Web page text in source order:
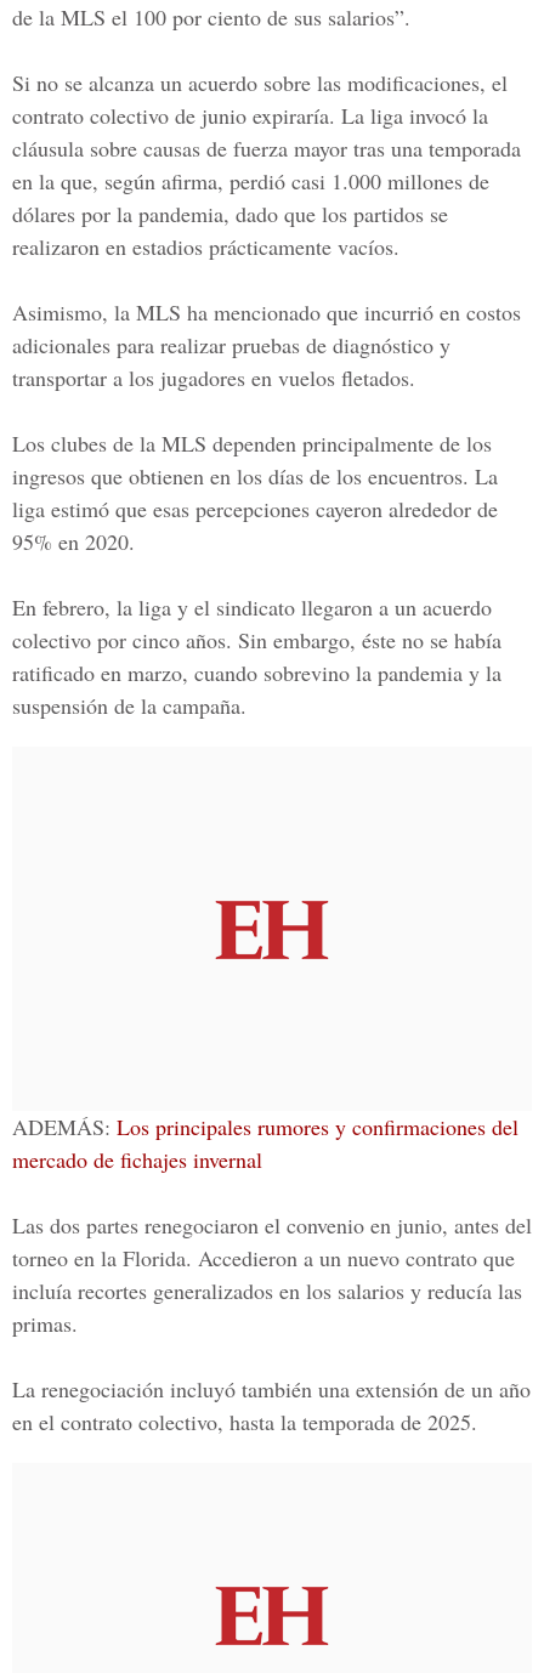
de la MLS el 100 por ciento de sus salarios”.
Si no se alcanza un acuerdo sobre las modificaciones, el
contrato colectivo de junio expiraría. La liga invocó la
cláusula sobre causas de fuerza mayor tras una temporada
en la que, según afirma, perdió casi 1.000 millones de
dólares por la pandemia, dado que los partidos se
realizaron en estadios prácticamente vacíos.
Asimismo, la MLS ha mencionado que incurrió en costos
adicionales para realizar pruebas de diagnóstico y
transportar a los jugadores en vuelos fletados.
Los clubes de la MLS dependen principalmente de los
ingresos que obtienen en los días de los encuentros. La
liga estimó que esas percepciones cayeron alrededor de
95% en 2020.
En febrero, la liga y el sindicato llegaron a un acuerdo
colectivo por cinco años. Sin embargo, éste no se había
ratificado en marzo, cuando sobrevino la pandemia y la
suspensión de la campaña.
ADEMÁS: Los principales rumores y confirmaciones del
mercado de fichajes invernal
Las dos partes renegociaron el convenio en junio, antes del
torneo en la Florida. Accedieron a un nuevo contrato que
incluía recortes generalizados en los salarios y reducía las
primas.
La renegociación incluyó también una extensión de un año
en el contrato colectivo, hasta la temporada de 2025.